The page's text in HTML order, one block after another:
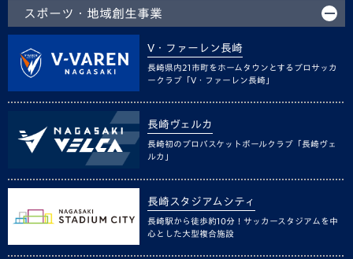
スポーツ・地域創生事業
V・ファーレン長崎
長崎県内21市町をホームタウンとするプロサッカ
ークラブ「V・ファーレン長崎」
長崎ヴェルカ
長崎初のプロバスケットボールクラブ「長崎ヴェ
ルカ」
長崎スタジアムシティ
長崎駅から徒歩約10分！サッカースタジアムを中
心とした大型複合施設